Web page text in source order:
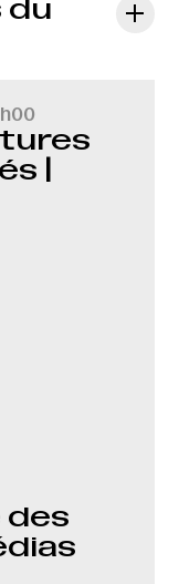
du
|
des